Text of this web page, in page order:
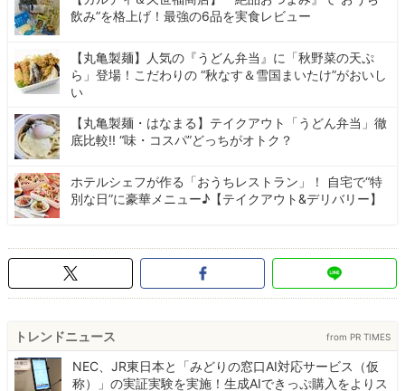
飲み”を格上げ！最強の6品を実食レビュー
【丸亀製麺】人気の『うどん弁当』に「秋野菜の天ぷ
ら」登場！こだわりの “秋なす＆雪国まいたけ”がおいし
い
【丸亀製麺・はなまる】テイクアウト「うどん弁当」徹
底比較!! “味・コスパ”どっちがオトク？
ホテルシェフが作る「おうちレストラン」！ 自宅で“特
別な日”に豪華メニュー♪【テイクアウト&デリバリー】
トレンドニュース from PR TIMES
NEC、JR東日本と「みどりの窓口AI対応サービス（仮
称）」の実証実験を実施！生成AIできっぷ購入をよりス